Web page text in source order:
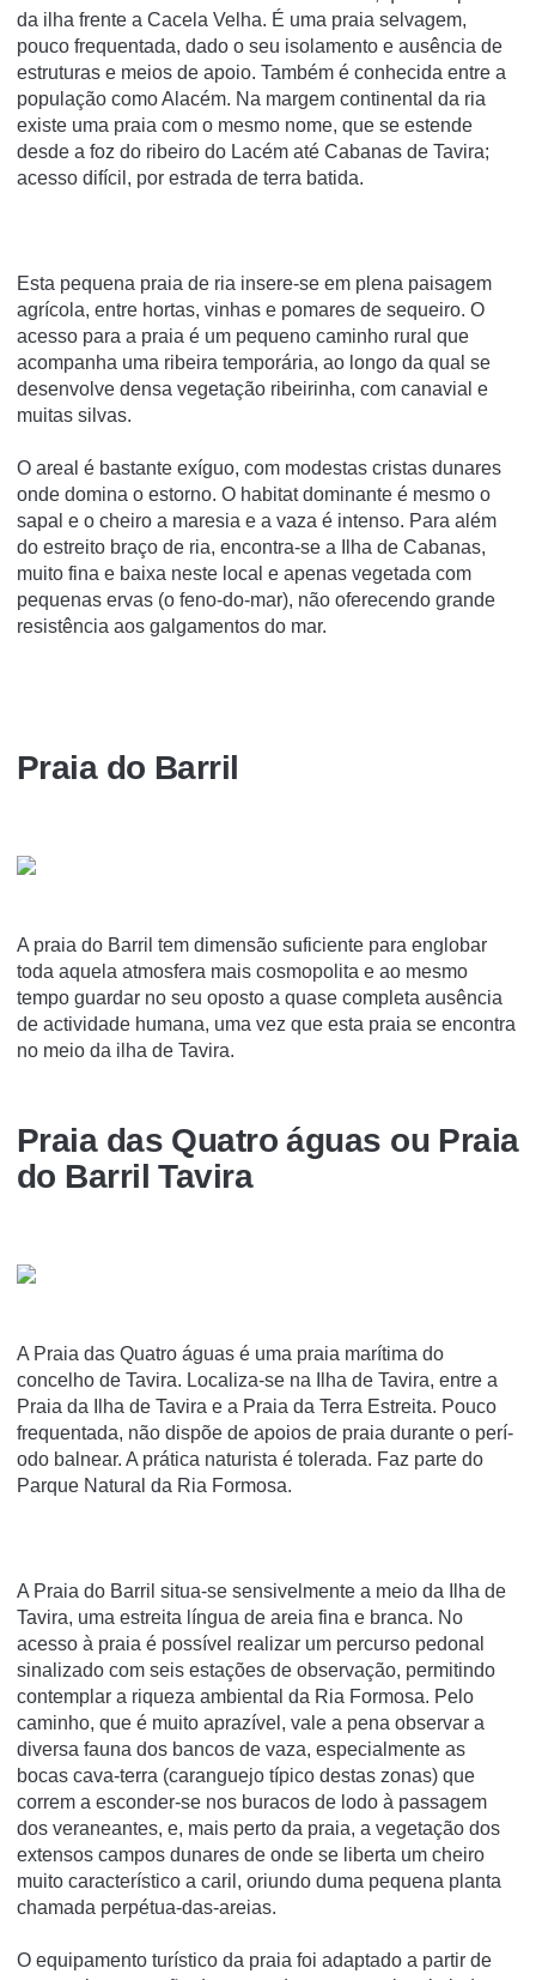
da ilha frente a Cacela Velha. É uma praia selvagem,
pouco frequentada, dado o seu isolamento e ausência de
estruturas e meios de apoio. Também é conhecida entre a
população como Alacém. Na margem continental da ria
existe uma praia com o mesmo nome, que se estende
desde a foz do ribeiro do Lacém até Cabanas de Tavira;
acesso difí­cil, por estrada de terra batida.
Esta pequena praia de ria insere-se em plena paisagem
agrícola, entre hortas, vinhas e pomares de sequeiro. O
acesso para a praia é um pequeno caminho rural que
acompanha uma ribeira temporária, ao longo da qual se
desenvolve densa vegetação ribeirinha, com canavial e
muitas silvas.
O areal é bastante exíguo, com modestas cristas dunares
onde domina o estorno. O habitat dominante é mesmo o
sapal e o cheiro a maresia e a vaza é intenso. Para além
do estreito braço de ria, encontra-se a Ilha de Cabanas,
muito fina e baixa neste local e apenas vegetada com
pequenas ervas (o feno-do-mar), não oferecendo grande
resistência aos galgamentos do mar.
Praia do Barril
A praia do Barril tem dimensão suficiente para englobar
toda aquela atmosfera mais cosmopolita e ao mesmo
tempo guardar no seu oposto a quase completa ausência
de actividade humana, uma vez que esta praia se encontra
no meio da ilha de Tavira.
Praia das Quatro águas ou Praia
do Barril Tavira
A Praia das Quatro águas é uma praia marí­tima do
concelho de Tavira. Localiza-se na Ilha de Tavira, entre a
Praia da Ilha de Tavira e a Praia da Terra Estreita. Pouco
frequentada, não dispõe de apoios de praia durante o perí­
odo balnear. A prática naturista é tolerada. Faz parte do
Parque Natural da Ria Formosa.
A Praia do Barril situa-se sensivelmente a meio da Ilha de
Tavira, uma estreita língua de areia fina e branca. No
acesso à praia é possível realizar um percurso pedonal
sinalizado com seis estações de observação, permitindo
contemplar a riqueza ambiental da Ria Formosa. Pelo
caminho, que é muito aprazível, vale a pena observar a
diversa fauna dos bancos de vaza, especialmente as
bocas cava-terra (caranguejo típico destas zonas) que
correm a esconder-se nos buracos de lodo à passagem
dos veraneantes, e, mais perto da praia, a vegetação dos
extensos campos dunares de onde se liberta um cheiro
muito característico a caril, oriundo duma pequena planta
chamada perpétua-das-areias.
O equipamento turístico da praia foi adaptado a partir de